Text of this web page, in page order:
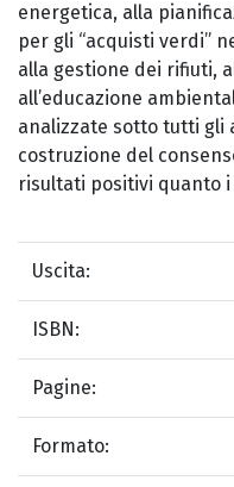
energetica, alla
per gli “acquisti verdi”
alla gestione dei rifiuti,
all’educazione
analizzate sotto tutti gli
costruzione del
risultati positivi quanto
Uscita:
ISBN:
Pagine:
Formato: